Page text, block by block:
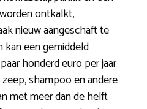
ontkalkt,
nieuw aangeschaft te
kan een gemiddeld
honderd euro per jaar
shampoo en andere
met meer dan de helft